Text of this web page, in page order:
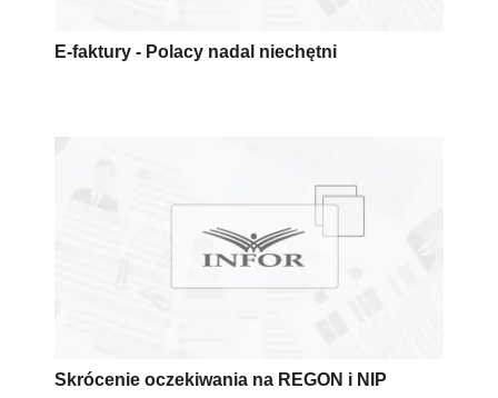
E-faktury - Polacy nadal niechętni
Skrócenie oczekiwania na REGON i NIP